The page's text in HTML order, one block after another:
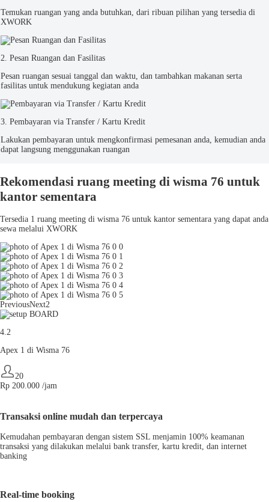
Temukan ruangan yang anda butuhkan, dari ribuan pilihan yang tersedia di
XWORK
2. Pesan Ruangan dan Fasilitas
Pesan ruangan sesuai tanggal dan waktu, dan tambahkan makanan serta
fasilitas untuk mendukung kegiatan anda
3. Pembayaran via Transfer / Kartu Kredit
Lakukan pembayaran untuk mengkonfirmasi pemesanan anda, kemudian anda
dapat langsung menggunakan ruangan
Rekomendasi ruang meeting di wisma 76 untuk
kantor sementara
Tersedia 1 ruang meeting di wisma 76 untuk kantor sementara yang dapat anda
sewa melalui XWORK
PreviousNext2
4.2
Apex 1 di Wisma 76
20
Rp 200.000 /jam
Transaksi online mudah dan terpercaya
Kemudahan pembayaran dengan sistem SSL menjamin 100% keamanan
transaksi yang dilakukan melalui bank transfer, kartu kredit, dan internet
banking
Real-time booking